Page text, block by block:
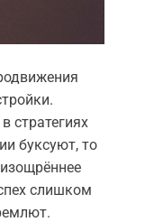
стратегиях
буксуют, то
слишком